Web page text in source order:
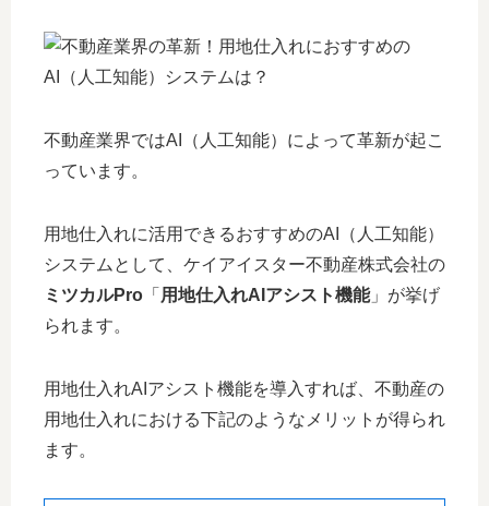
不動産業界ではAI（人工知能）によって革新が起こ
っています。
用地仕入れに活用できるおすすめのAI（人工知能）
システムとして、ケイアイスター不動産株式会社の
ミツカルPro 「 用地仕入れAIアシスト機能」が挙げ
られます。
用地仕入れAIアシスト機能を導入すれば、不動産の
用地仕入れにおける下記のようなメリットが得られ
ます。